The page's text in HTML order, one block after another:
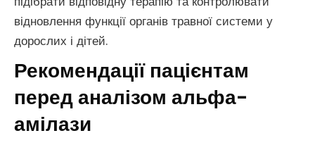
відновлення функції органів травної системи у
дорослих і дітей.
Рекомендації пацієнтам
перед аналізом альфа-
амілази